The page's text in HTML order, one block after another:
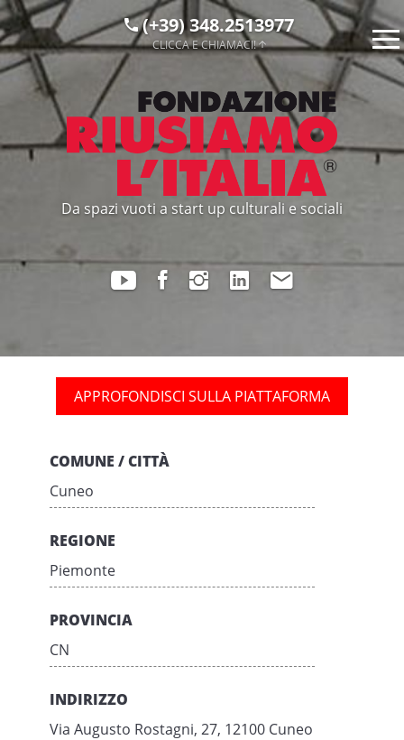
(+39) 348.2513977
CLICCA E CHIAMACI!
Da spazi vuoti a start up culturali e sociali
APPROFONDISCI SULLA PIATTAFORMA
COMUNE / CITTÀ
Cuneo
REGIONE
Piemonte
PROVINCIA
CN
INDIRIZZO
Via Augusto Rostagni, 27, 12100 Cuneo